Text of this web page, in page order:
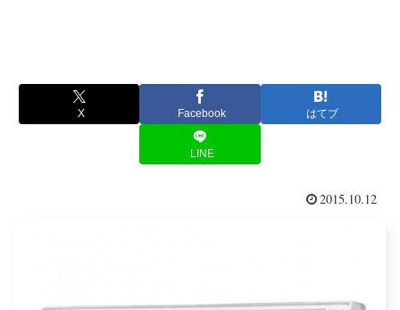
X Facebook はてブ
LINE
2015.10.12